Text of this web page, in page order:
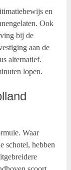
en
Ook
bij de
aan de
alternatief.
lopen.
Waar
schotel, hebben